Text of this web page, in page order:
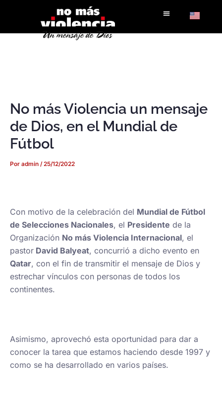
contenido
No más Violencia un mensaje
de Dios, en el Mundial de
Fútbol
Por admin /25/12/2022
Con motivo de la celebración del Mundial de Fútbol
de Selecciones Nacionales, el Presidente de la
Organización No más Violencia Internacional, el
pastor David Balyeat, concurrió a dicho evento en
Qatar, con el fin de transmitir el mensaje de Dios y
estrechar vínculos con personas de todos los
continentes.
Asimismo, aprovechó esta oportunidad para dar a
conocer la tarea que estamos haciendo desde 1997 y
como se ha desarrollado en varios países.